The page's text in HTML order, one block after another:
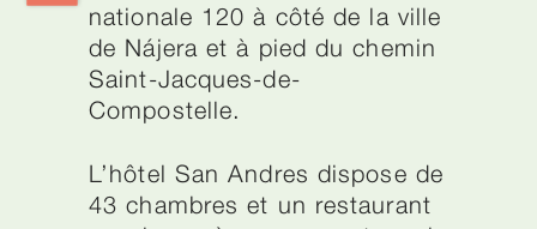
nationale 120 à côté de la ville
de Nájera et à pied du chemin
Saint-Jacques-de-
Compostelle.
L’hôtel San Andres dispose de
43 chambres et un restaurant